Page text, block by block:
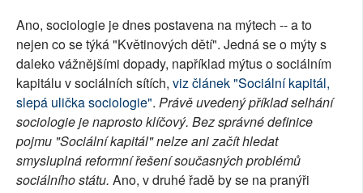
Ano, sociologie je dnes postavena na mýtech -- a to
nejen co se týká "Květinových dětí". Jedná se o mýty s
daleko vážnějšími dopady, například mýtus o sociálním
kapitálu v sociálních sítích, viz článek "Sociální kapitál,
slepá ulička sociologie". Právě uvedený příklad selhání
sociologie je naprosto klíčový. Bez správné definice
pojmu "Sociální kapitál" nelze ani začít hledat
smysluplná reformní řešení současných problémů
sociálního státu. Ano, v druhé řadě by se na pranýři